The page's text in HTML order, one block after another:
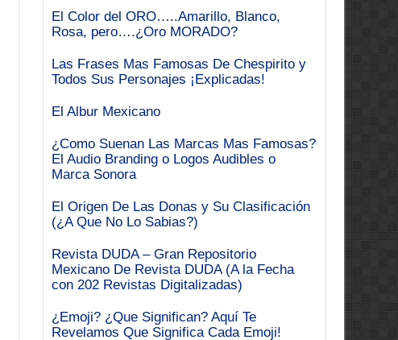
El Color del ORO…..Amarillo, Blanco,
Rosa, pero….¿Oro MORADO?
Las Frases Mas Famosas De Chespirito y
Todos Sus Personajes ¡Explicadas!
El Albur Mexicano
¿Como Suenan Las Marcas Mas Famosas?
El Audio Branding o Logos Audibles o
Marca Sonora
El Origen De Las Donas y Su Clasificación
(¿A Que No Lo Sabias?)
Revista DUDA – Gran Repositorio
Mexicano De Revista DUDA (A la Fecha
con 202 Revistas Digitalizadas)
¿Emoji? ¿Que Significan? Aquí Te
Revelamos Que Significa Cada Emoji!